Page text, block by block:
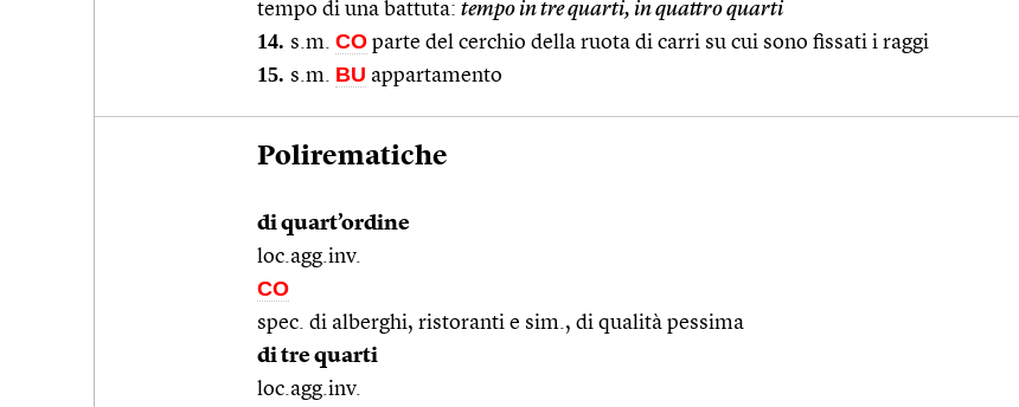
tempo di una battuta: tempo in tre quarti, in quattro quarti
14. s.m. CO parte del cerchio della ruota di carri su cui sono fissati i raggi
15. s.m. BU appartamento
Polirematiche
di quart’ordine
loc.agg.inv.
CO
spec. di alberghi, ristoranti e sim., di qualità pessima
di tre quarti
loc.agg.inv.